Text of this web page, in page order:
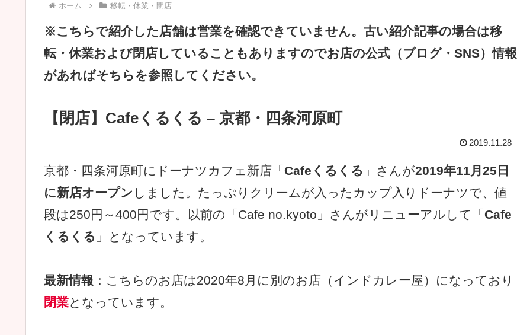
ホーム 移転・休業・閉店
※こちらで紹介した店舗は営業を確認できていません。古い紹介記事の場合は移
転・休業および閉店していることもありますのでお店の公式（ブログ・SNS）情報
があればそちらを参照してください。
【閉店】Cafeくるくる – 京都・四条河原町
2019.11.28
京都・四条河原町にドーナツカフェ新店「 Cafeくるくる 」さんが2019年11月25日
に新店オープン しました。たっぷりクリームが入ったカップ入りドーナツで、値
段は250円～400円です。以前の「Cafe no.kyoto」さんがリニューアルして「 Cafe
くるくる 」となっています。
最新情報 ：こちらのお店は2020年8月に別のお店（インドカレー屋）になっており
閉業となっています。